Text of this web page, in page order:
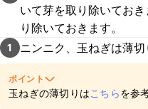
いて芽を取り除いてお
り除いておきます。
1 ニンニク、玉ねぎは薄切
ポイント
玉ねぎの薄切りはこちらを参